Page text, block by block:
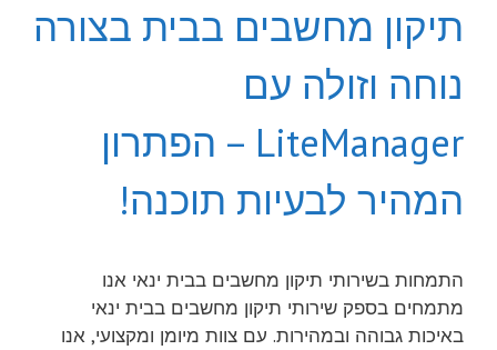
תיקון מחשבים בבית בצורה
נוחה וזולה עם
LiteManager – הפתרון
המהיר לבעיות תוכנה!
התמחות בשירותי תיקון מחשבים בבית ינאי אנו
מתמחים בספק שירותי תיקון מחשבים בבית ינאי
באיכות גבוהה ובמהירות. עם צוות מיומן ומקצועי, אנו